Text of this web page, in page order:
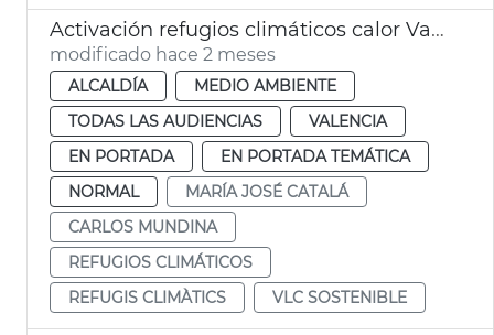
Activación refugios climáticos calor València
modificado hace 2 meses
ALCALDÍA
MEDIO AMBIENTE
TODAS LAS AUDIENCIAS
VALENCIA
EN PORTADA
EN PORTADA TEMÁTICA
NORMAL
MARÍA JOSÉ CATALÁ
CARLOS MUNDINA
REFUGIOS CLIMÁTICOS
REFUGIS CLIMÀTICS
VLC SOSTENIBLE